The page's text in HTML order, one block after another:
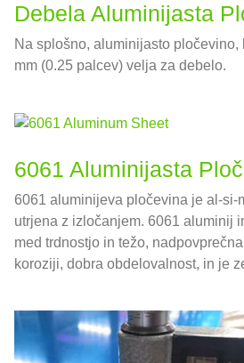
Debela Aluminijasta
Na splošno, aluminijasto pločevino,
mm (0.25 palcev) velja za debelo.
6061 Aluminijasta
6061 aluminijeva pločevina je al-si-
utrjena z izločanjem. 6061 aluminij
med trdnostjo in težo,
koroziji, dobra obdelovalnost, in je